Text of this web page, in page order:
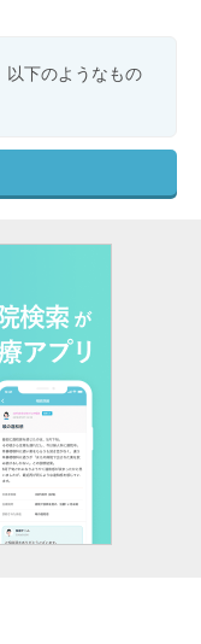
以下のようなもの